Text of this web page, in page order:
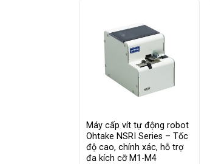
Máy cấp vít tự động robot
Ohtake NSRI Series – Tốc
độ cao, chính xác, hỗ trợ
đa kích cỡ M1-M4